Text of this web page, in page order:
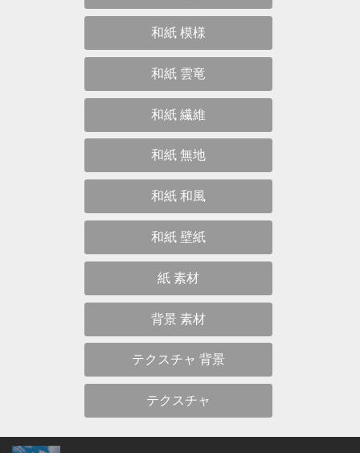
和紙 模様
和紙 雲竜
和紙 繊維
和紙 無地
和紙 和風
和紙 壁紙
紙 素材
背景 素材
テクスチャ 背景
テクスチャ